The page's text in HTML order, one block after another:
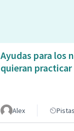
Ayudas para los
quieran
Alex